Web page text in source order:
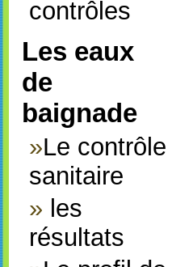
contrôles
Les eaux
de
baignade
»Le contrôle
sanitaire
» les
résultats